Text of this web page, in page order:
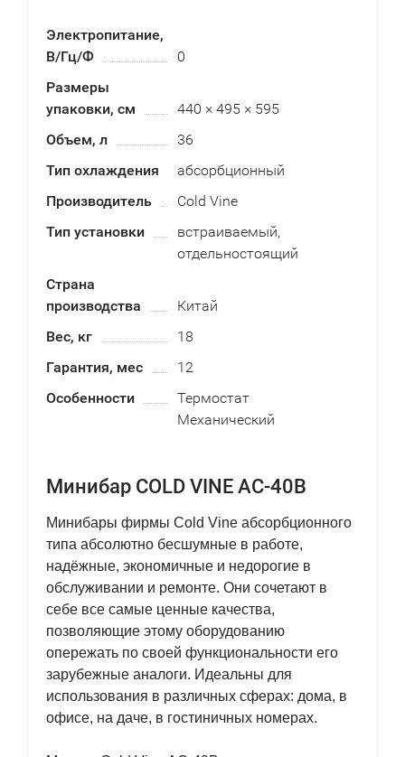
Электропитание,
В/Гц/Ф
0
Размеры
упаковки, см
440 × 495 × 595
Объем, л
36
Тип охлаждения
абсорбционный
Производитель
Cold Vine
Тип установки
встраиваемый,
отдельностоящий
Страна
производства
Китай
Вес, кг
18
Гарантия, мес
12
Особенности
Термостат
Механический
Минибар COLD VINE AC-40B
Минибары фирмы Cold Vine абсорбционного
типа абсолютно бесшумные в работе,
надёжные, экономичные и недорогие в
обслуживании и ремонте. Они сочетают в
себе все самые ценные качества,
позволяющие этому оборудованию
опережать по своей функциональности его
зарубежные аналоги. Идеальны для
использования в различных сферах: дома, в
офисе, на даче, в гостиничных номерах.